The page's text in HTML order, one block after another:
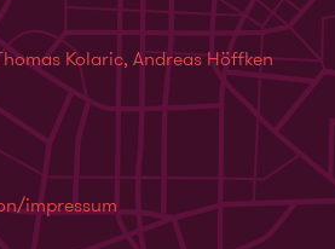
Kolaric, Andreas Höffken
impressum